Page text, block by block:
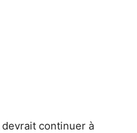
continuer à